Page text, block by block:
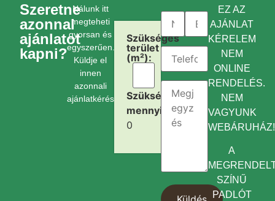
Szeretne
azonnal
ajánlatot
kapni?
Nálunk itt
megteheti
gyorsan és
egyszerűen.
Küldje el
innen
azonnali
ajánlatkérését.
Szükséges
terület
(m²):
Szükséges
mennyiség:
0
EZ AZ
AJÁNLAT
KÉRELEM
NEM
ONLINE
RENDELÉS.
NEM
VAGYUNK
WEBÁRUHÁZ!
A
SZÍNŰ
PADLÓT